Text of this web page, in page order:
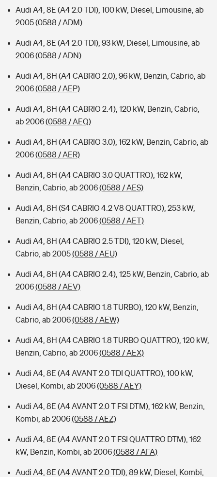
Audi A4, 8E (A4 2.0 TDI), 100 kW, Diesel, Limousine, ab
2005(0588 / ADM)
Audi A4, 8E (A4 2.0 TDI), 93 kW, Diesel, Limousine, ab
2006(0588 / ADN)
Audi A4, 8H (A4 CABRIO 2.0), 96 kW, Benzin, Cabrio, ab
2006(0588 / AEP)
Audi A4, 8H (A4 CABRIO 2.4), 120 kW, Benzin, Cabrio,
ab 2006(0588 / AEQ)
Audi A4, 8H (A4 CABRIO 3.0), 162 kW, Benzin, Cabrio, ab
2006(0588 / AER)
Audi A4, 8H (A4 CABRIO 3.0 QUATTRO), 162 kW,
Benzin, Cabrio, ab 2006(0588 / AES)
Audi A4, 8H (S4 CABRIO 4.2 V8 QUATTRO), 253 kW,
Benzin, Cabrio, ab 2006(0588 / AET)
Audi A4, 8H (A4 CABRIO 2.5 TDI), 120 kW, Diesel,
Cabrio, ab 2005(0588 / AEU)
Audi A4, 8H (A4 CABRIO 2.4), 125 kW, Benzin, Cabrio, ab
2006(0588 / AEV)
Audi A4, 8H (A4 CABRIO 1.8 TURBO), 120 kW, Benzin,
Cabrio, ab 2006(0588 / AEW)
Audi A4, 8H (A4 CABRIO 1.8 TURBO QUATTRO), 120 kW,
Benzin, Cabrio, ab 2006(0588 / AEX)
Audi A4, 8E (A4 AVANT 2.0 TDI QUATTRO), 100 kW,
Diesel, Kombi, ab 2006(0588 / AEY)
Audi A4, 8E (A4 AVANT 2.0 T FSI DTM), 162 kW, Benzin,
Kombi, ab 2006(0588 / AEZ)
Audi A4, 8E (A4 AVANT 2.0 T FSI QUATTRO DTM), 162
kW, Benzin, Kombi, ab 2006(0588 / AFA)
Audi A4, 8E (A4 AVANT 2.0 TDI), 89 kW, Diesel, Kombi,